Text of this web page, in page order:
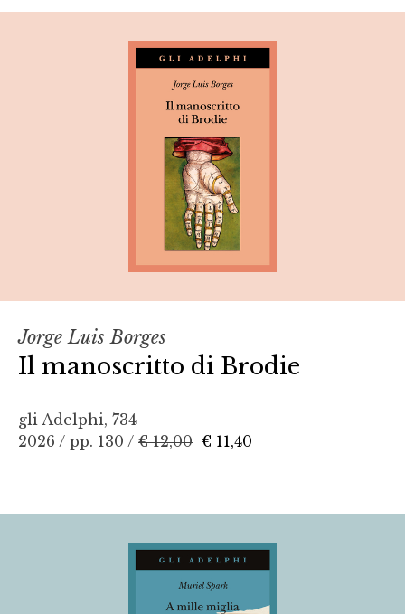
Jorge Luis Borges
Il manoscritto di Brodie
gli Adelphi, 734
2026 / pp. 130 / € 12,00 € 11,40